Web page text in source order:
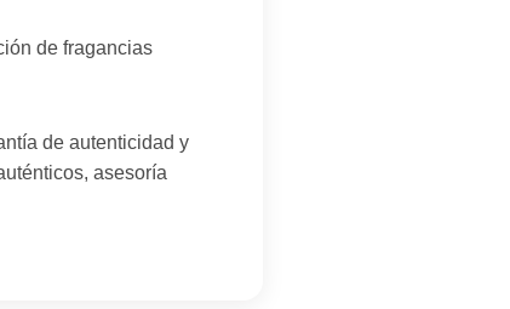
de fragancias
de autenticidad y
asesoría